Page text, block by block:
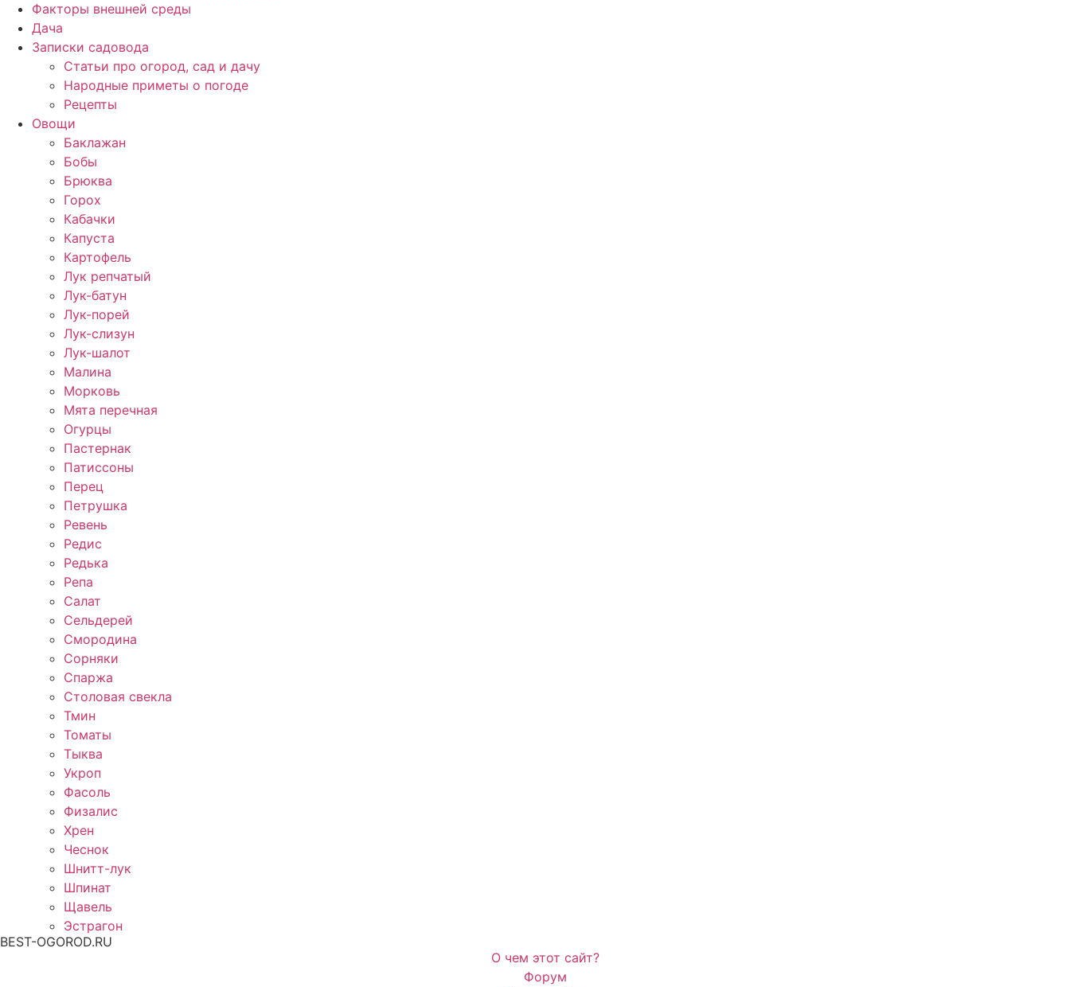
Факторы внешней среды
Дача
Записки садовода
Статьи про огород, сад и дачу
Народные приметы о погоде
Рецепты
Овощи
Баклажан
Бобы
Брюква
Горох
Кабачки
Капуста
Картофель
Лук репчатый
Лук-батун
Лук-порей
Лук-слизун
Лук-шалот
Малина
Морковь
Мята перечная
Огурцы
Пастернак
Патиссоны
Перец
Петрушка
Ревень
Редис
Редька
Репа
Салат
Сельдерей
Смородина
Сорняки
Спаржа
Столовая свекла
Тмин
Томаты
Тыква
Укроп
Фасоль
Физалис
Хрен
Чеснок
Шнитт-лук
Шпинат
Щавель
Эстрагон
BEST-OGOROD.RU
О чем этот сайт?
Форум